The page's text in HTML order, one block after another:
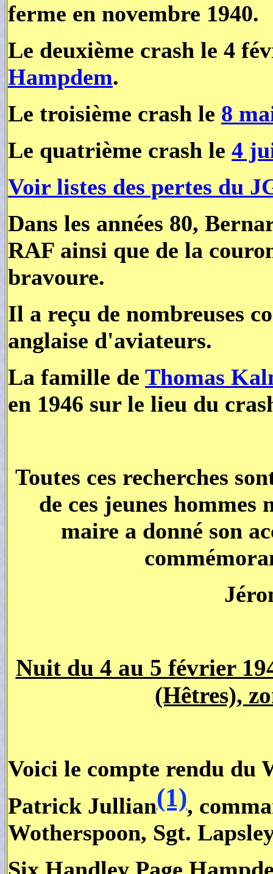
ferme en novembre 1940.
Le deuxième crash le 4
Hampdem.
Le troisième crash le 8
Le quatrième crash le 4
Voir listes des pertes du
Dans les années 80,
RAF ainsi que de la
bravoure.
Il a reçu de nombreuses
anglaise d'aviateurs.
La famille de Thomas
en 1946 sur le lieu du
Toutes ces recherches
de ces jeunes
maire a donné son
Nuit du 4 au 5 février
(Hêtres),
Voici le compte rendu du
Patrick Jullian(1),
Wotherspoon, Sgt.